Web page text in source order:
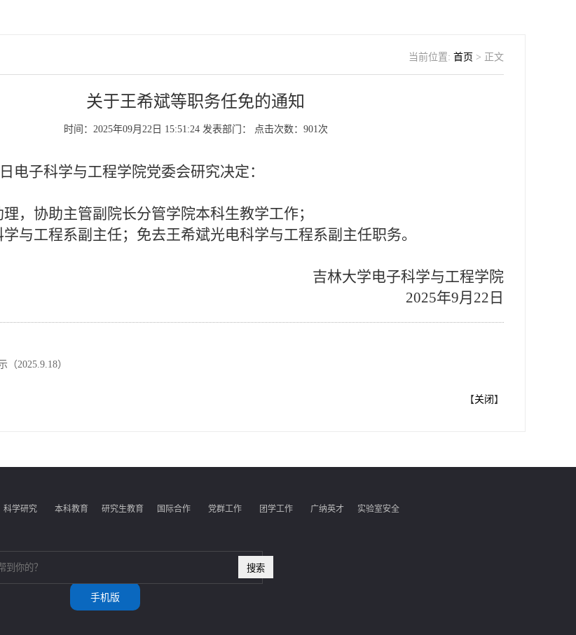
当前位置: 首页 > 正文
关于王希斌等职务任免的通知
时间：2025年09月22日 15:51:24 发表部门： 点击次数： 901次
电子科学与工程学院党委会研究决定：
，协助主管副院长分管学院本科生教学工作；
与工程系副主任；免去王希斌光电科学与工程系副主任职务。
吉林大学电子科学与工程学院
2025年9月22日
2025.9.18）
【关闭 】
科学研究 本科教育 研究生教育 国际合作 党群工作 团学工作 广纳英才 实验室安全
手机版